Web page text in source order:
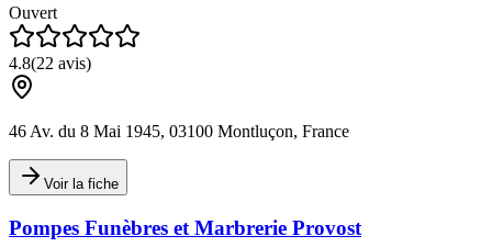
Ouvert
4.8(22 avis)
46 Av. du 8 Mai 1945, 03100 Montluçon, France
Voir la fiche
Pompes Funèbres et Marbrerie Provost